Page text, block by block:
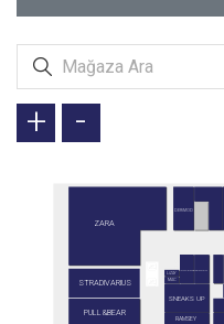
CONVERSE
DERİMOD
LİZAY
PULL&BEAR
RAMSEY
SNEAKS UP
STRADIVARIUS MAC
TERGAN
ZARA
+ -